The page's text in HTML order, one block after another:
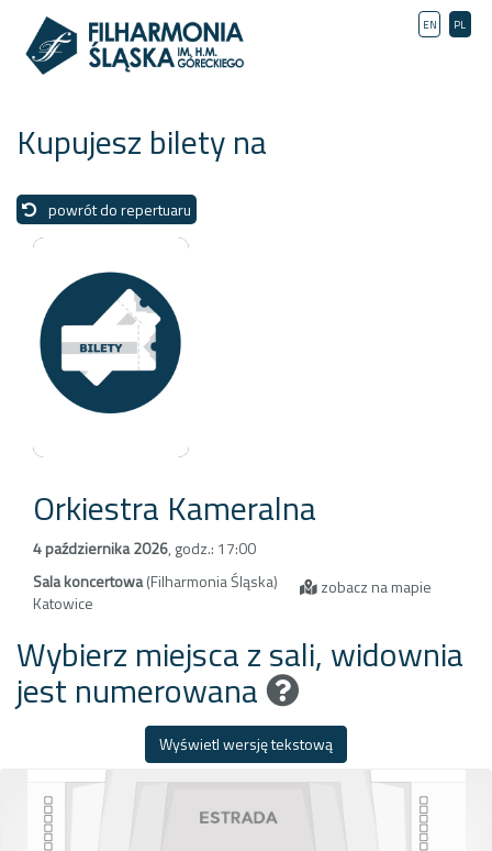
PL
EN
Kupujesz bilety na
powrót do repertuaru
Orkiestra Kameralna
4 października 2026, godz.: 17:00
Sala koncertowa(Filharmonia Śląska)
Katowice
zobacz na mapie
Wybierz miejsca z sali, widownia
jest numerowana
Wyświetl wersję tekstową